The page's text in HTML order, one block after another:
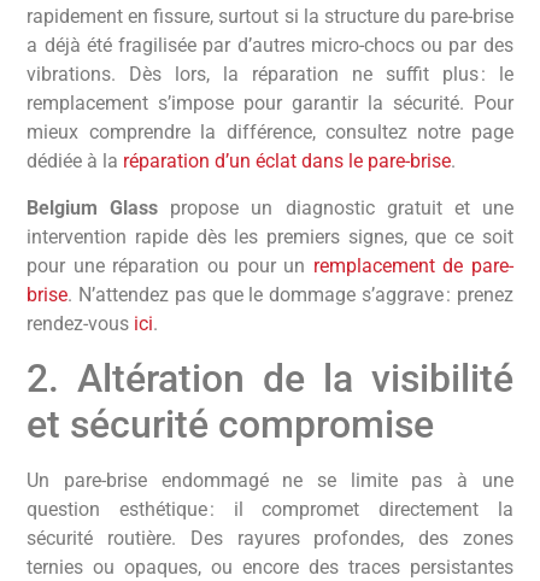
rapidement en fissure, surtout si la structure du pare-brise
a déjà été fragilisée par d’autres micro-chocs ou par des
vibrations. Dès lors, la réparation ne suffit plus : le
remplacement s’impose pour garantir la sécurité. Pour
mieux comprendre la différence, consultez notre page
dédiée à la réparation d’un éclat dans le pare-brise.
Belgium Glass propose un diagnostic gratuit et une
intervention rapide dès les premiers signes, que ce soit
pour une réparation ou pour un remplacement de pare-
brise. N’attendez pas que le dommage s’aggrave : prenez
rendez-vous ici.
2. Altération de la visibilité
et sécurité compromise
Un pare-brise endommagé ne se limite pas à une
question esthétique : il compromet directement la
sécurité routière. Des rayures profondes, des zones
ternies ou opaques, ou encore des traces persistantes